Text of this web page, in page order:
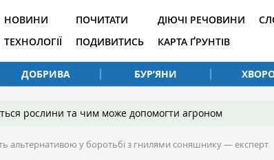
НОВИНИ
ТЕХНОЛОГІЇ
ПОЧИТАТИ
ПОДИВИТИСЬ
ДІЮЧІ РЕЧОВИНИ
КАРТА ҐРУНТІВ
ДОБРИВА БУР’ЯНИ
рослини та чим може допомогти агроном
альтернативою у боротьбі з гнилями соняшнику — експерт